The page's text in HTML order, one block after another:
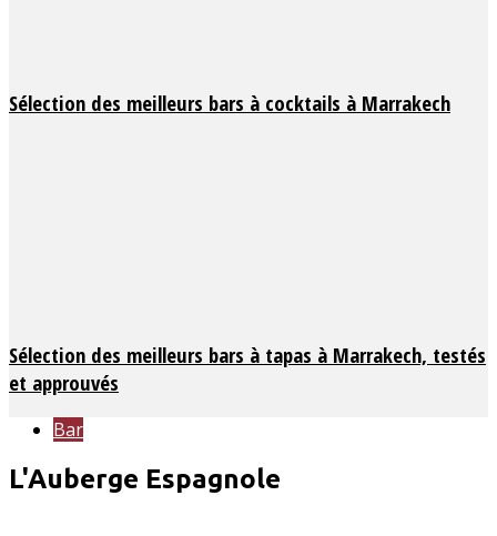
Sélection des meilleurs bars à cocktails à Marrakech
Sélection des meilleurs bars à tapas à Marrakech, testés
et approuvés
Bar
L'Auberge Espagnole